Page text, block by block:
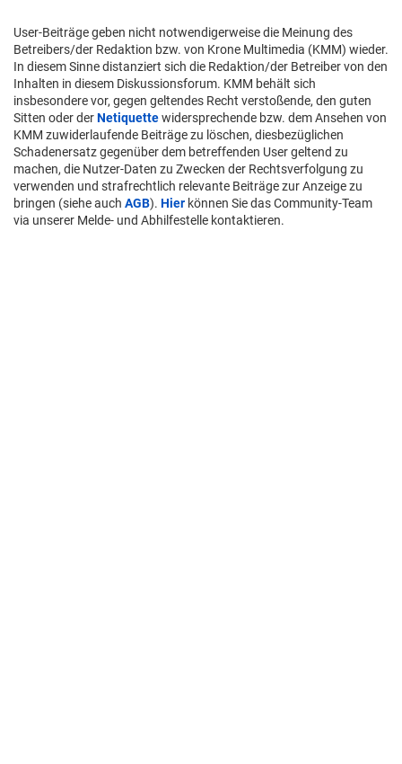
User-Beiträge geben nicht notwendigerweise die Meinung des
Betreibers/der Redaktion bzw. von Krone Multimedia (KMM) wieder.
In diesem Sinne distanziert sich die Redaktion/der Betreiber von den
Inhalten in diesem Diskussionsforum. KMM behält sich
insbesondere vor, gegen geltendes Recht verstoßende, den guten
Sitten oder derNetiquettewidersprechende bzw. dem Ansehen von
KMM zuwiderlaufende Beiträge zu löschen, diesbezüglichen
Schadenersatz gegenüber dem betreffenden User geltend zu
machen, die Nutzer-Daten zu Zwecken der Rechtsverfolgung zu
verwenden und strafrechtlich relevante Beiträge zur Anzeige zu
bringen (siehe auch AGB). Hier können Sie das Community-Team
via unserer Melde- und Abhilfestelle kontaktieren.